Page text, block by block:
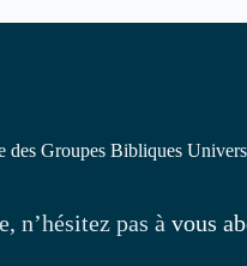
Groupes Bibliques
n’hésitez pas à vous